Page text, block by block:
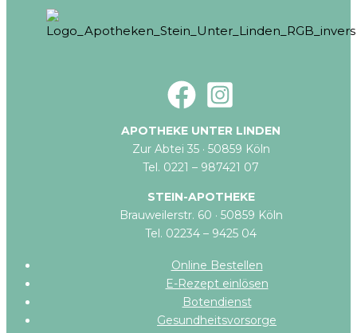
APOTHEKE UNTER LINDEN
Zur Abtei 35 · 50859 Köln
Tel. 0221 – 987421 07
STEIN-APOTHEKE
Brauweilerstr. 60 · 50859 Köln
Tel. 02234 – 9425 04
Online Bestellen
E-Rezept einlösen
Botendienst
Gesundheitsvorsorge